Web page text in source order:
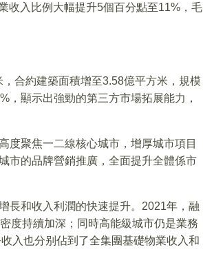
收入比例大幅提升5個百分點至11%，毛
合約建築面積增至3.58億平方米，規模
，顯示出強勁的第三方市場拓展能力，
度聚焦一二線核心城市，增厚城市項目
市的品牌營銷推廣，全面提升全體係市
長和收入利潤的快速提升。2021年，融
度持續加深；同時高能級城市仍是業務
入也分别佔到了全集團基礎物業收入和